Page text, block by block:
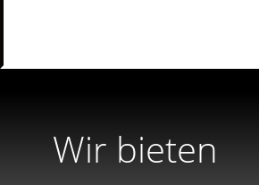
Wir bieten